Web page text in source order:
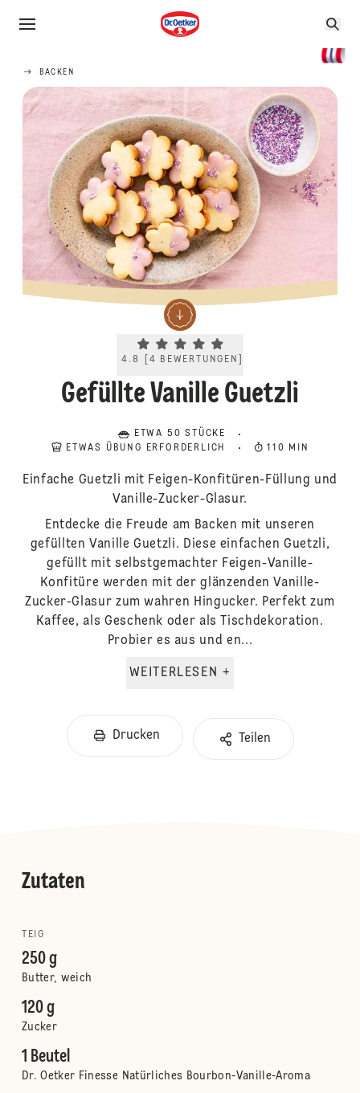
BACKEN
Current rating 4.8. Click to rate.
4.8 4 BEWERTUNGEN
Gefüllte Vanille Guetzli
ETWA 50 STÜCKE
ETWAS ÜBUNG ERFORDERLICH
110 MIN
Einfache Guetzli mit Feigen-Konfitüren-Füllung und
Vanille-Zucker-Glasur.
Entdecke die Freude am Backen mit unseren
gefüllten Vanille Guetzli. Diese einfachen Guetzli,
gefüllt mit selbstgemachter Feigen-Vanille-
Konfitüre werden mit der glänzenden Vanille-
Zucker-Glasur zum wahren Hingucker. Perfekt zum
Kaffee, als Geschenk oder als Tischdekoration.
Probier es aus und en...
WEITERLESEN +
Drucken Teilen
Zutaten
TEIG
250 g
Butter, weich
120 g
Zucker
1 Beutel
Dr. Oetker Finesse Natürliches Bourbon-Vanille-Aroma